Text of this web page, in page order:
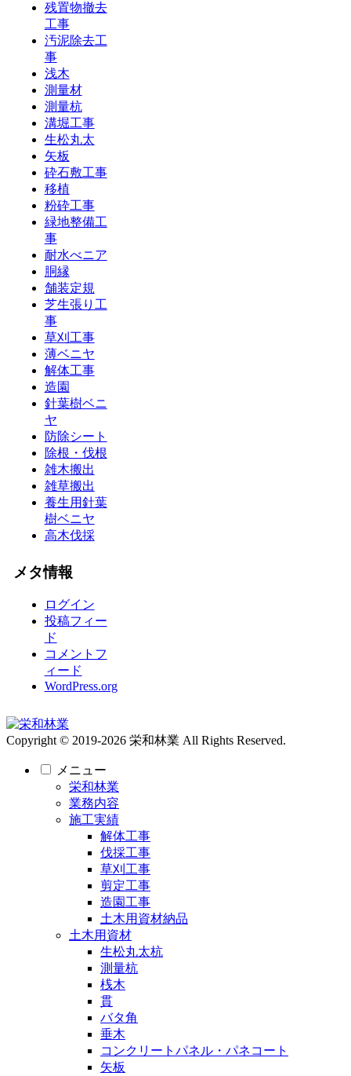
残置物撤去
工事
汚泥除去工
事
浅木
測量材
測量杭
溝堀工事
生松丸太
矢板
砕石敷工事
移植
粉砕工事
緑地整備工
事
耐水べニア
胴縁
舗装定規
芝生張り工
事
草刈工事
薄ベニヤ
解体工事
造園
針葉樹ベニ
ヤ
防除シート
除根・伐根
雑木搬出
雑草搬出
養生用針葉
樹ベニヤ
高木伐採
メタ情報
ログイン
投稿フィー
ド
コメントフ
ィード
WordPress.org
Copyright © 2019-2026 栄和林業 All Rights Reserved.
メニュー
栄和林業
業務内容
施工実績
解体工事
伐採工事
草刈工事
剪定工事
造園工事
土木用資材納品
土木用資材
生松丸太杭
測量杭
桟木
貫
バタ角
垂木
コンクリートパネル・パネコート
矢板